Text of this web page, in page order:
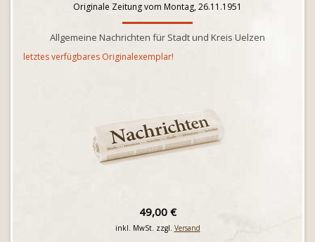
Originale Zeitung vom Montag, 26.11.1951
Allgemeine Nachrichten für Stadt und Kreis Uelzen
letztes verfügbares Originalexemplar!
49,00 €
inkl. MwSt. zzgl. Versand